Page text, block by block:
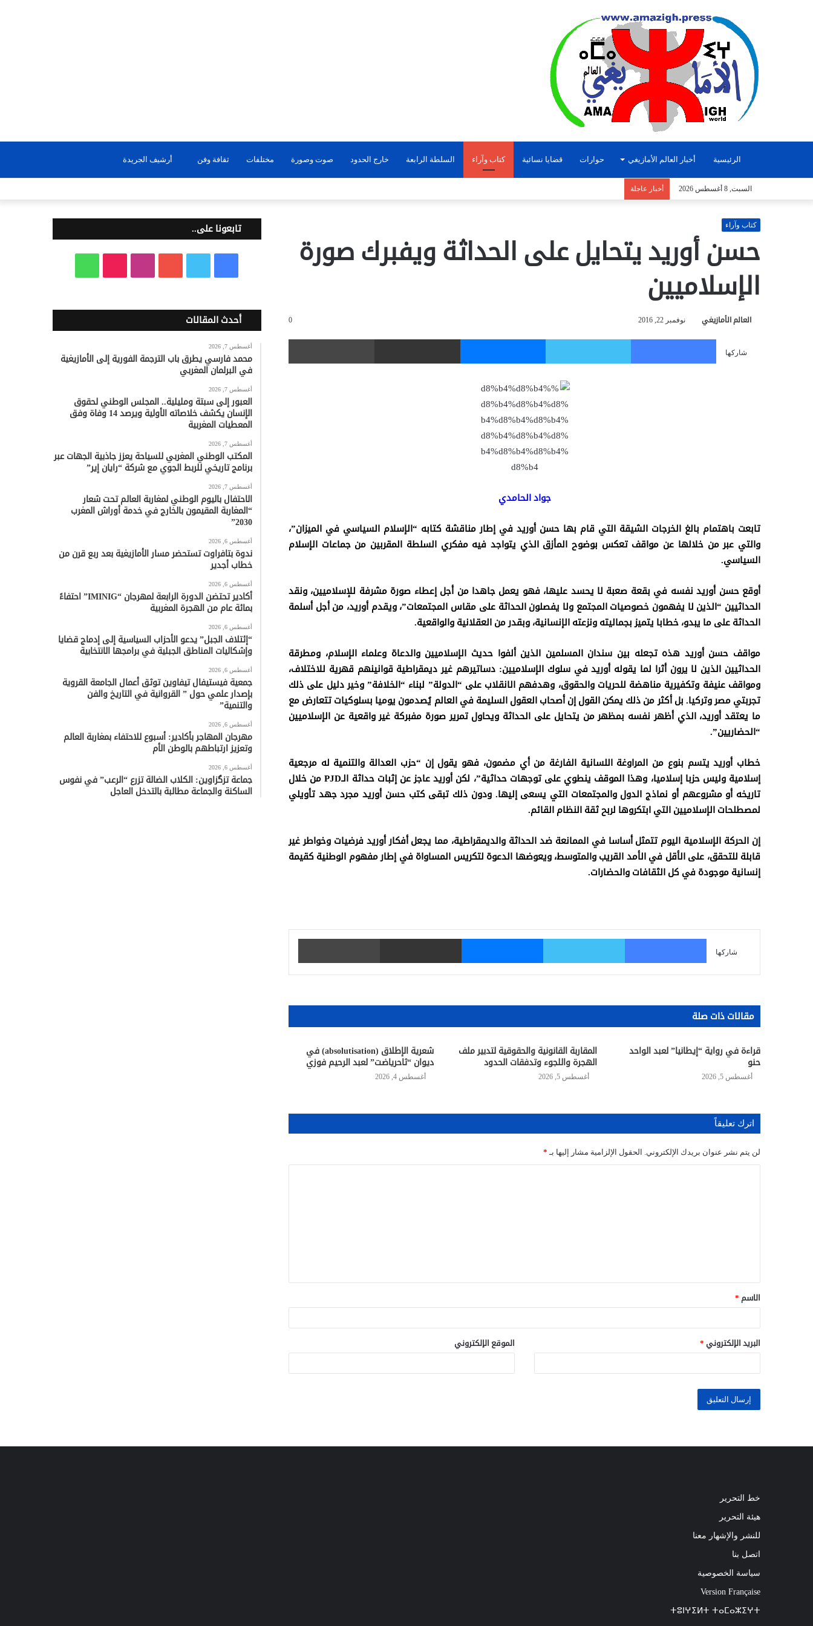
الرئيسية أخبار العالم الأمازيغي حوارات قضايا نسائية كتاب وآراء السلطة الرابعة خارج الحدود صوت وصورة مختلفات ثقافة وفن أرشيف الجريدة
السبت, 8 أغسطس 2026 أخبار عاجلة
كتاب وآراء
حسن أوريد يتحايل على الحداثة ويفبرك صورة
الإسلاميين
العالم الأمازيغي نوفمبر 22, 2016 0
شاركها
فيسبوك تويتر ماسنجر مشاركة عبر البريد
جواد الحامدي
تابعت باهتمام بالغ الخرجات الشيقة التي قام بها حسن أوريد في إطار مناقشة كتابه “الإسلام السياسي في الميزان”،
والتي عبر من خلالها عن مواقف تعكس بوضوح المأزق الذي يتواجد فيه مفكري السلطة المقربين من جماعات الإسلام
السياسي.
أوقع حسن أوريد نفسه في بقعة صعبة لا يحسد عليها، فهو يعمل جاهدا من أجل إعطاء صورة مشرفة للإسلاميين، ونقد
الحداثيين “الذين لا يفهمون خصوصيات المجتمع ولا يفصلون الحداثة على مقاس المجتمعات”، ويقدم أوريد، من أجل أسلمة
الحداثة على ما يبدو، خطابا يتميز بجماليته ونزعته الإنسانية، وبقدر من العقلانية والواقعية.
مواقف حسن أوريد هذه تجعله بين سندان المسلمين الذين ألفوا حديث الإسلاميين والدعاة وعلماء الإسلام، ومطرقة
الحداثيين الذين لا يرون أثرا لما يقوله أوريد في سلوك الإسلاميين: دساتيرهم غير ديمقراطية قوانينهم قهرية للاختلاف،
ومواقف عنيفة وتكفيرية مناهضة للحريات والحقوق، وهدفهم الانقلاب على “الدولة” لبناء “الخلافة” وخير دليل على ذلك
تجربتي مصر وتركيا. بل أكثر من ذلك يمكن القول إن أصحاب العقول السليمة في العالم يُصدمون يوميا بسلوكيات تتعارض مع
ما يعتقد أوريد، الذي أظهر نفسه بمظهر من يتحايل على الحداثة ويحاول تمرير صورة مفبركة غير واقعية عن الإسلاميين
“الحضاريين”.
خطاب أوريد يتسم بنوع من المراوغة اللسانية الفارغة من أي مضمون، فهو يقول إن “حزب العدالة والتنمية له مرجعية
إسلامية وليس حزبا إسلاميا، وهذا الموقف ينطوي على توجهات حداثية”، لكن أوريد عاجز عن إثبات حداثة الـPJDمن خلال
تاريخه أو مشروعهم أو نماذج الدول والمجتمعات التي يسعى إليها. ودون ذلك تبقى كتب حسن أوريد مجردجهد تأويلي
لمصطلحات الإسلاميين التي ابتكروها لربح ثقة النظام القائم.
إن الحركة الإسلامية اليوم تتمثل أساسا في الممانعة ضد الحداثة والديمقراطية، مما يجعل أفكار أوريد فرضيات وخواطر غير
قابلة للتحقق، على الأقل في الأمد القريب والمتوسط، ويعوضها الدعوة لتكريس المساواة في إطار مفهوم الوطنية كقيمة
إنسانية موجودة في كل الثقافات والحضارات.
شاركها
فيسبوك تويتر ماسنجر مشاركة عبر البريد
مقالات ذات صلة
قراءة في رواية “إيطانيا” لعبد الواحد
حنو
أغسطس 5, 2026
المقاربة القانونية والحقوقية لتدبير ملف
الهجرة واللجوء وتدفقات الحدود
أغسطس 5, 2026
شعرية الإطلاق (absolutisation) في
ديوان “ثاحرياضت” لعبد الرحيم فوزي
أغسطس 4, 2026
اترك تعليقاً
لن يتم نشر عنوان بريدك الإلكتروني. الحقول الإلزامية مشار إليها بـ *
ق
*الاسم *
البريد الإلكتروني * الموقع الإلكتروني
تابعونا على..
س
و
ك
ي
ر
و
ق
ا
o
ا
أحدث المقالات
أغسطس 7, 2026
محمد فارسي يطرق باب الترجمة الفورية إلى الأمازيغية
في البرلمان المغربي
أغسطس 7, 2026
العبور إلى سبتة ومليلية.. المجلس الوطني لحقوق
الإنسان يكشف خلاصاته الأولية ويرصد 14 وفاة وفق
المعطيات المغربية
أغسطس 7, 2026
المكتب الوطني المغربي للسياحة يعزز جاذبية الجهات عبر
برنامج تاريخي للربط الجوي مع شركة “رايان إير”
أغسطس 7, 2026
الاحتفال باليوم الوطني لمغاربة العالم تحت شعار
“المغاربة المقيمون بالخارج في خدمة أوراش المغرب
2030”
أغسطس 6, 2026
ندوة بتافراوت تستحضر مسار الأمازيغية بعد ربع قرن من
خطاب أجدير
أغسطس 6, 2026
أكادير تحتضن الدورة الرابعة لمهرجان “IMINIG” احتفاءً
بمائة عام من الهجرة المغربية
أغسطس 6, 2026
“إئتلاف الجبل” يدعو الأحزاب السياسية إلى إدماج قضايا
وإشكاليات المناطق الجبلية في برامجها الانتخابية
أغسطس 6, 2026
جمعية فيستيفال تيفاوين توثق أعمال الجامعة القروية
بإصدار علمي حول ” القروانية في التاريخ والفن
والتنمية”
أغسطس 6, 2026
مهرجان المهاجر بأكادير: أسبوع للاحتفاء بمغاربة العالم
وتعزيز ارتباطهم بالوطن الأم
أغسطس 6, 2026
جماعة تزگزاوين: الكلاب الضالة تزرع “الرعب” في نفوس
الساكنة والجماعة مطالبة بالتدخل العاجل
خط التحرير
هيئة التحرير
للنشر والإشهار معنا
اتصل بنا
سياسة الخصوصية
Version Française
ⵜⵓⵏⵖⵉⵍⵜ ⵜⴰⵎⴰⵣⵉⵖⵜ